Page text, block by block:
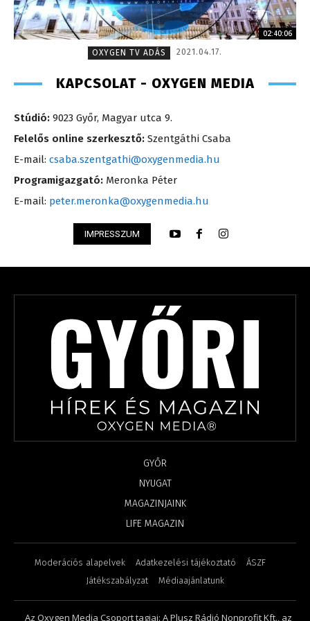
02:40:06
OXYGEN TV ADÁS
2021.04.17.
KAPCSOLAT - OXYGEN MEDIA
Stúdió: 9023 Győr, Magyar utca 9.
Felelős online szerkesztő: Szentgáthi Csaba
E-mail: csaba.szentgathi@oxygenmedia.hu
Programigazgató: Meronka Péter
E-mail: peter.meronka@oxygenmedia.hu
IMPRESSZUM
GYŐR
NYUGAT
MAGAZINJAINK
LIFE MAGAZIN
Moderációs alapelvek Adatkezelési tájékoztató
ÁSZF
Játékszabályzat
Médiaajánlatunk
Az Oxygen Media Csoport tagjai: A Plusz Rádió Nonprofit Kft., az